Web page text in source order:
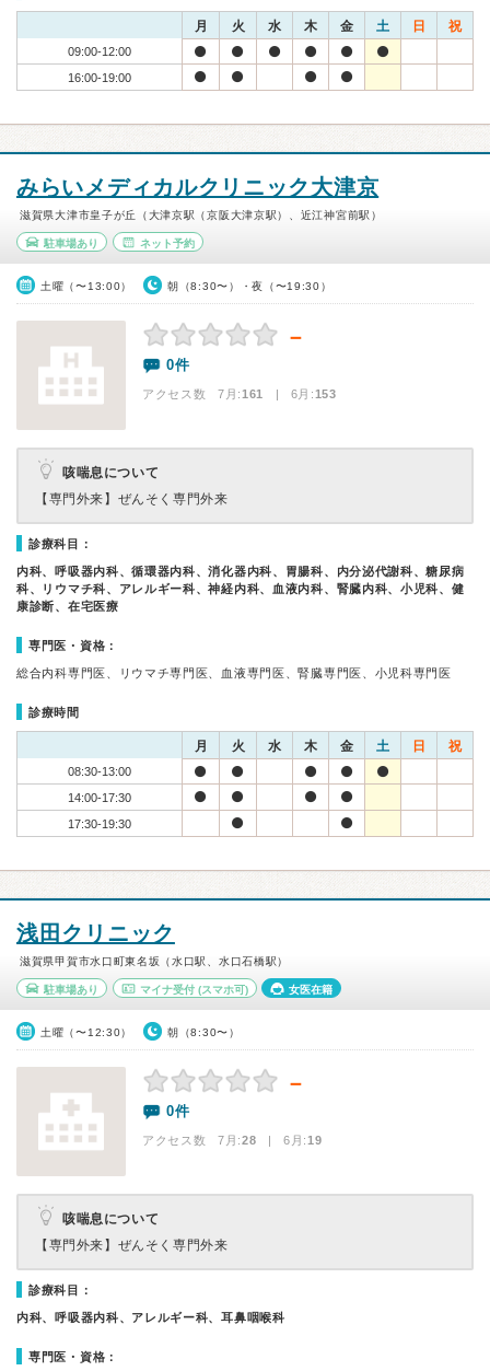
月 火 水 木 金 土 日 祝
09:00-12:00
16:00-19:00
みらいメディカルクリニック大津京
滋賀県大津市皇子が丘（大津京駅（京阪大津京駅）、近江神宮前駅）
駐車場あり ネット予約
土曜（〜13:00） 朝（8:30〜）・夜（〜19:30）
－
0件
アクセス数 7月:161 | 6月:153
咳喘息について
【専門外来】 ぜんそく専門外来
診療科目：
内科、呼吸器内科、循環器内科、消化器内科、胃腸科、内分泌代謝科、糖尿病
科、リウマチ科、アレルギー科、神経内科、血液内科、腎臓内科、小児科、健
康診断、在宅医療
専門医・資格：
総合内科専門医、リウマチ専門医、血液専門医、腎臓専門医、小児科専門医
診療時間
月 火 水 木 金 土 日 祝
08:30-13:00
14:00-17:30
17:30-19:30
浅田クリニック
滋賀県甲賀市水口町東名坂（水口駅、水口石橋駅）
駐車場あり マイナ受付(スマホ可) 女医在籍
土曜（〜12:30） 朝（8:30〜）
－
0件
アクセス数 7月:28 | 6月:19
咳喘息について
【専門外来】 ぜんそく専門外来
診療科目：
内科、呼吸器内科、アレルギー科、耳鼻咽喉科
専門医・資格：